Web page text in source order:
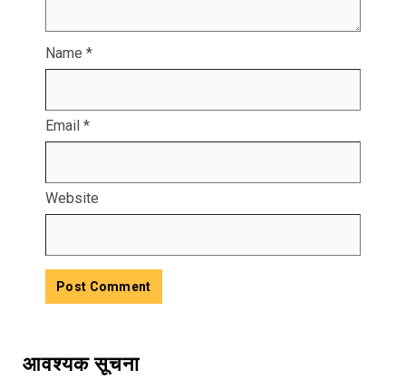
Name *
Email *
Website
आवश्यक सूचना